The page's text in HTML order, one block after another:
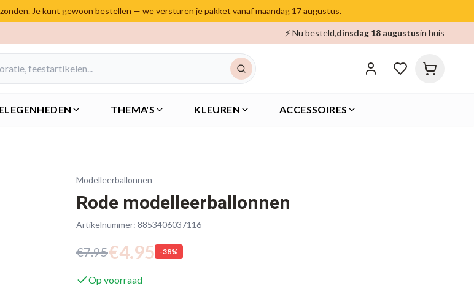
Je kunt gewoon bestellen — we versturen je pakket vanaf maandag 17 augustus.
⚡ Nu besteld,dinsdag 18 augustusin huis
THEMA'S KLEUREN ACCESSOIRES
Modelleerballonnen
Rode modelleerballonnen
Artikelnummer: 8853406037116
€7.95€4.95 -38%
Op voorraad